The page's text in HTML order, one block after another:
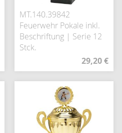
MT.140.39842
Feuerwehr Pokale inkl.
Beschriftung | Serie 12
Stck.
29,20 €